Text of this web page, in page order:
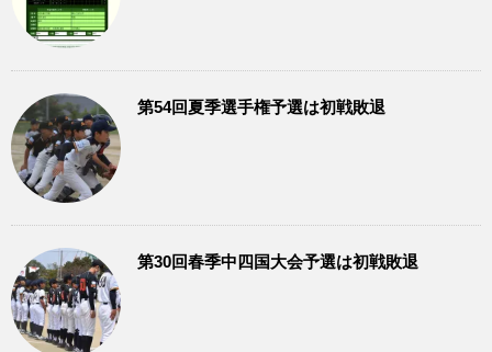
第54回夏季選手権予選は初戦敗退
第30回春季中四国大会予選は初戦敗退